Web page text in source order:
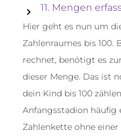
11. Mengen
Hier geht es nun um
Zahlenraumes bis 100.
rechnet, benötigt es
dieser Menge. Das ist
dein Kind bis 100
Anfangsstadion häufig
Zahlenkette ohne